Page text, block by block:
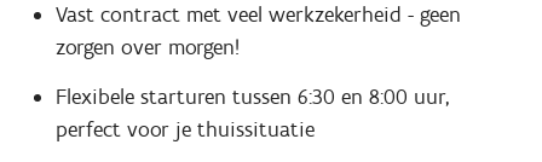
Vast contract met veel werkzekerheid - geen
zorgen over morgen!
Flexibele starturen tussen 6:30 en 8:00 uur,
perfect voor je thuissituatie